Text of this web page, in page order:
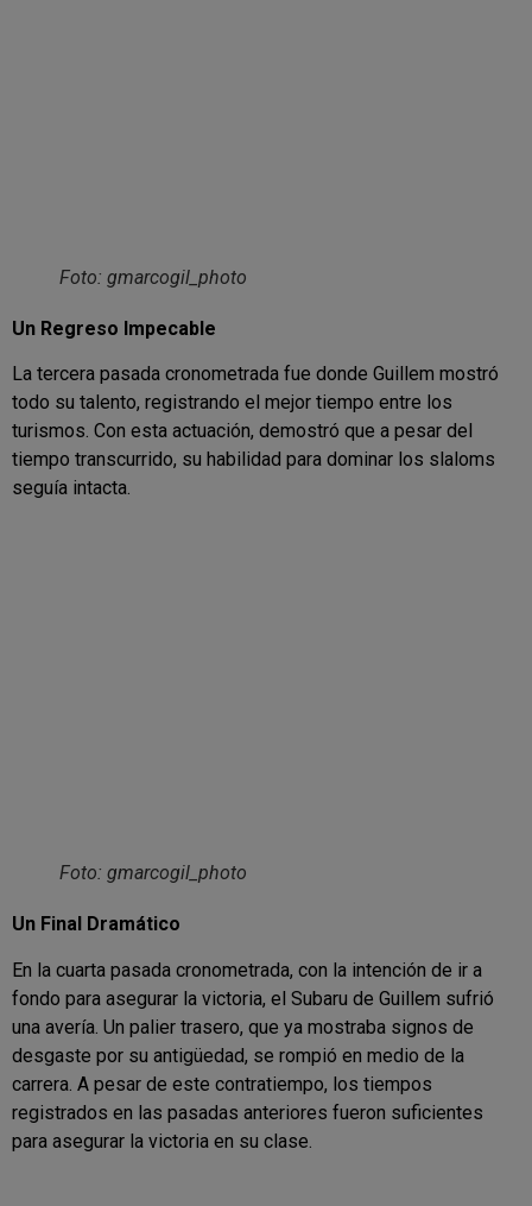
Foto: gmarcogil_photo
Un Regreso Impecable
La tercera pasada cronometrada fue donde Guillem mostró
todo su talento, registrando el mejor tiempo entre los
turismos. Con esta actuación, demostró que a pesar del
tiempo transcurrido, su habilidad para dominar los slaloms
seguía intacta.
Foto: gmarcogil_photo
Un Final Dramático
En la cuarta pasada cronometrada, con la intención de ir a
fondo para asegurar la victoria, el Subaru de Guillem sufrió
una avería. Un palier trasero, que ya mostraba signos de
desgaste por su antigüedad, se rompió en medio de la
carrera. A pesar de este contratiempo, los tiempos
registrados en las pasadas anteriores fueron suficientes
para asegurar la victoria en su clase.